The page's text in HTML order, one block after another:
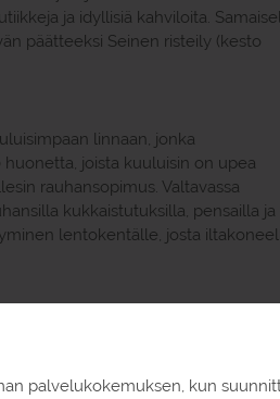
palvelukokemuksen, kun
ja idyllisiä kahviloita.
päätteeksi Seinen risteily (kesto
linnaan, jonka
joista kuuluisin on upea
rauhansopimus. Valtavassa
kukkaistutuksilla, pensailla ja
lentokentälle, josta